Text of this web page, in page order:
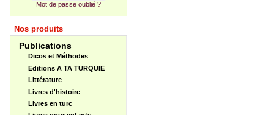
Mot de passe oublié ?
Nos produits
Publications
Dicos et Méthodes
Editions A TA TURQUIE
Littérature
Livres d'histoire
Livres en turc